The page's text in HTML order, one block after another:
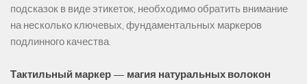
подсказок в виде этикеток, необходимо обратить внимание
на несколько ключевых, фундаментальных маркеров
подлинного качества.
Тактильный маркер — магия натуральных волокон